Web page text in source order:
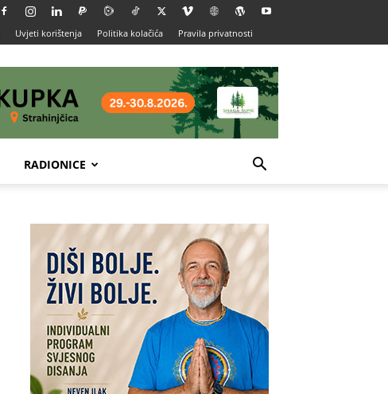
Uvjeti korištenja Politika kolačića Pravila privatnosti
RADIONICE